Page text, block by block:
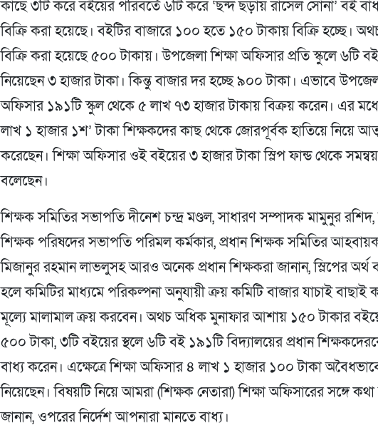
কাছে ৩টি করে বইয়ের পরিবর্তে ৬টি করে ‘ছন্দ ছড়ায় রাসেল সোনা’ বই
বিক্রি করা হয়েছে। বইটির বাজারে ১০০ হতে ১৫০ টাকায় বিক্রি হচ্ছে।
বিক্রি করা হয়েছে ৫০০ টাকায়। উপজেলা শিক্ষা অফিসার প্রতি স্কুলে ৬টি
নিয়েছেন ৩ হাজার টাকা। কিন্তু বাজার দর হচ্ছে ৯০০ টাকা। এভাবে
অফিসার ১৯১টি স্কুল থেকে ৫ লাখ ৭৩ হাজার টাকায় বিক্রয় করেন। এর
লাখ ১ হাজার ১শ’ টাকা শিক্ষকদের কাছ থেকে জোরপূর্বক হাতিয়ে নিয়ে
করেছেন। শিক্ষা অফিসার ওই বইয়ের ৩ হাজার টাকা স্লিপ ফান্ড থেকে
বলেছেন।
শিক্ষক সমিতির সভাপতি দীনেশ চন্দ্র মণ্ডল, সাধারণ সম্পাদক মামুনুর রশিদ,
শিক্ষক পরিষদের সভাপতি পরিমল কর্মকার, প্রধান শিক্ষক সমিতির
মিজানুর রহমান লাভলুসহ আরও অনেক প্রধান শিক্ষকরা জানান, স্লিপের অর্থ
হলে কমিটির মাধ্যমে পরিকল্পনা অনুযায়ী ক্রয় কমিটি বাজার যাচাই বাছাই
মূল্যে মালামাল ক্রয় করবেন। অথচ অধিক মুনাফার আশায় ১৫০ টাকার
৫০০ টাকা, ৩টি বইয়ের স্থলে ৬টি বই ১৯১টি বিদ্যালয়ের প্রধান
বাধ্য করেন। এক্ষেত্রে শিক্ষা অফিসার ৪ লাখ ১ হাজার ১০০ টাকা
নিয়েছেন। বিষয়টি নিয়ে আমরা (শিক্ষক নেতারা) শিক্ষা অফিসারের সঙ্গে
জানান, ওপরের নির্দেশ আপনারা মানতে বাধ্য।